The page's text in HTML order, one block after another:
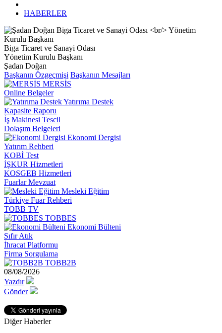
HABERLER
Biga Ticaret ve Sanayi Odası
Yönetim Kurulu Başkanı
Şadan Doğan
Başkanın Özgeçmişi Başkanın Mesajları
MERSİS
Online Belgeler
Yatırıma Destek
Kapasite Raporu
İş Makinesi Tescil
Dolaşım Belgeleri
Ekonomi Dergisi
Yatırım Rehberi
KOBİ Test
İŞKUR Hizmetleri
KOSGEB Hizmetleri
Fuarlar Mevzuat
Mesleki Eğitim
Türkiye Fuar Rehberi
TOBB TV
TOBBES
Ekonomi Bülteni
Sıfır Atık
İhracat Platformu
Firma Sorgulama
TOBB2B
08/08/2026
Yazdır
Gönder
Diğer Haberler